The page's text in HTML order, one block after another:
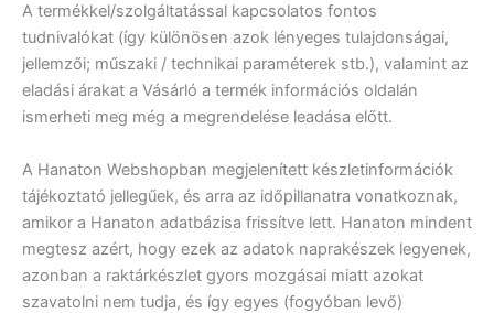
A termékkel/szolgáltatással kapcsolatos fontos
tudnivalókat (így különösen azok lényeges tulajdonságai,
jellemzői; műszaki / technikai paraméterek stb.), valamint az
eladási árakat a Vásárló a termék információs oldalán
ismerheti meg még a megrendelése leadása előtt.
A Hanaton Webshopban megjelenített készletinformációk
tájékoztató jellegűek, és arra az időpillanatra vonatkoznak,
amikor a Hanaton adatbázisa frissítve lett. Hanaton mindent
megtesz azért, hogy ezek az adatok naprakészek legyenek,
azonban a raktárkészlet gyors mozgásai miatt azokat
szavatolni nem tudja, és így egyes (fogyóban levő)